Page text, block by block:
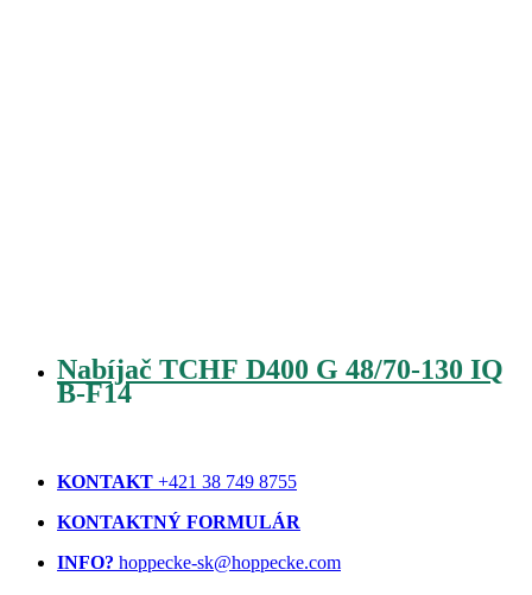
Nabíjač TCHF D400 G 48/70-130 IQ
B-F14
KONTAKT +421 38 749 8755
KONTAKTNÝ FORMULÁR
INFO? hoppecke-sk@hoppecke.com